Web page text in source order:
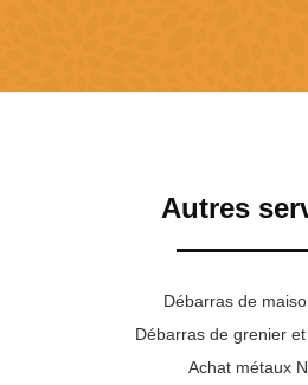
Autres
Débarras de
Débarras de grenier
Achat métaux